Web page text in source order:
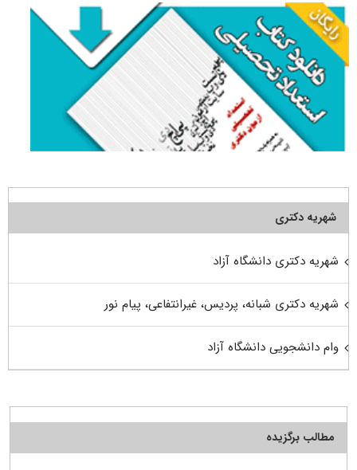
شهریه دکتری
شهریه دکتری دانشگاه آزاد
شهریه دکتری شبانه، پردیس، غیرانتفاعی، پیام نور
وام دانشجویی دانشگاه آزاد
مطالب برگزیده